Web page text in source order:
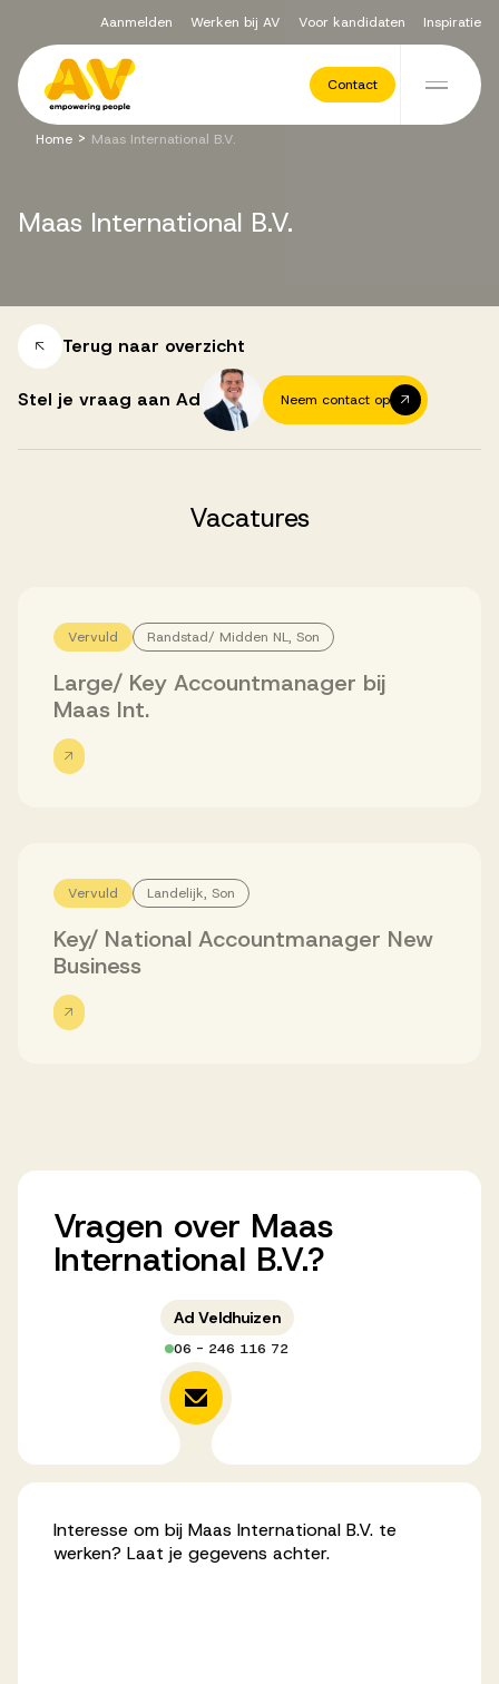
Ga naar de inhoud
Aanmelden Werken bij AV Voor kandidaten Inspiratie
Contact
Voor opdrachtgevers
Recruitment Services
Vacatures
Successen
Succesverhalen
Vervulde vacatures
Over AV
Ons team
Werken bij AV
Aanmelden
Werken bij AV
Voor kandidaten
Home > Maas International B.V.
Maas International B.V.
Terug naar overzicht
Stel je vraag aan Ad Neem contact op
Vacatures
Vervuld Randstad/ Midden NL, Son
Large/ Key Accountmanager bij
Maas Int.
Vervuld Landelijk, Son
Key/ National Accountmanager New
Business
Vragen over Maas
International B.V.?
Ad Veldhuizen
06 - 246 116 72
Interesse om bij Maas International B.V. te
werken? Laat je gegevens achter.